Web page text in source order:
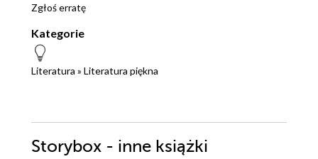
Zgłoś erratę
Kategorie
Literatura » Literatura piękna
Storybox - inne książki